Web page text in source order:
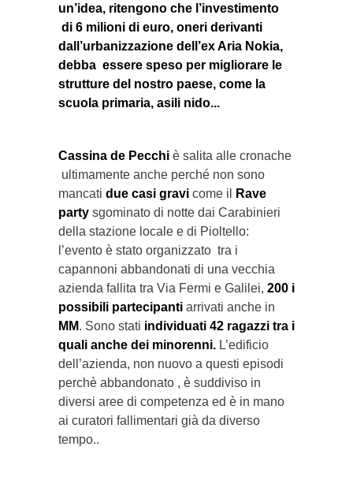
un’idea, ritengono che l’investimento
di 6 milioni di euro, oneri derivanti
dall’urbanizzazione dell’ex Aria Nokia,
debba essere speso per migliorare le
strutture del nostro paese, come la
scuola primaria, asili nido...
Cassina de Pecchi è salita alle cronache
ultimamente anche perché non sono
mancati due casi gravi come il
Rave
party sgominato di notte dai Carabinieri
della stazione locale e di Pioltello:
l’evento è stato organizzato tra i
capannoni abbandonati di una vecchia
azienda fallita tra Via Fermi e Galilei, 200 i
possibili partecipanti arrivati anche in
MM. Sono stati individuati 42 ragazzi tra i
quali anche dei minorenni. L’edificio
dell’azienda, non nuovo a questi episodi
perchè abbandonato , è suddiviso in
diversi aree di competenza ed è in mano
ai curatori fallimentari già da diverso
tempo..